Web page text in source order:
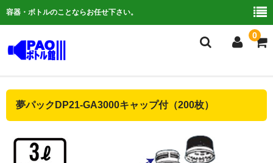
容器・ボトルのことならお任せ下さい。
0
ご利用ガイド
よくある質問
夢パックDP21-GA3000キャップ付（200枚）